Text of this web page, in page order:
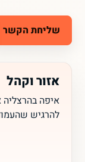
שליחת הקשר
אזור וקהל
איפה בהרצליה
להרגיש